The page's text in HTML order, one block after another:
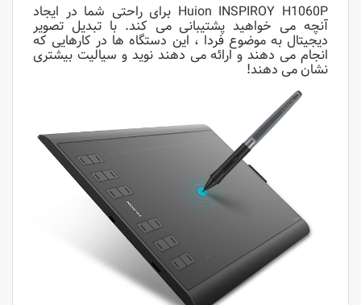
Huion INSPIROY H1060P برای راحتی شما در ایجاد
آنچه می خواهید پشتیبانی می کند. با تبدیل تصویر
دیجیتال به موضوع فردا ، این دستگاه ها در کارهایی که
انجام می دهند و ارائه می دهند نوید و سیالیت بیشتری
نشان می دهند!